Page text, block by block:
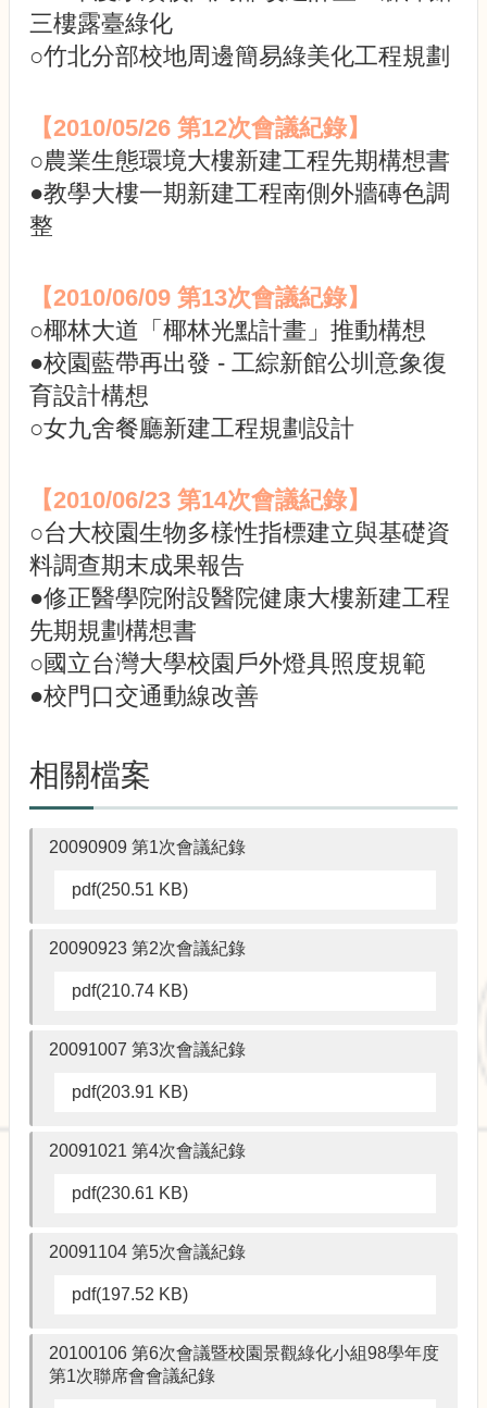
三樓露臺綠化
○竹北分部校地周邊簡易綠美化工程規劃
【2010/05/26 第12次會議紀錄】
○農業生態環境大樓新建工程先期構想書
●教學大樓一期新建工程南側外牆磚色調
整
【2010/06/09 第13次會議紀錄】
○椰林大道「椰林光點計畫」推動構想
●校園藍帶再出發 - 工綜新館公圳意象復
育設計構想
○女九舍餐廳新建工程規劃設計
【2010/06/23 第14次會議紀錄】
○台大校園生物多樣性指標建立與基礎資
料調查期末成果報告
●修正醫學院附設醫院健康大樓新建工程
先期規劃構想書
○國立台灣大學校園戶外燈具照度規範
●校門口交通動線改善
相關檔案
20090909 第1次會議紀錄
pdf(250.51 KB)
20090923 第2次會議紀錄
pdf(210.74 KB)
20091007 第3次會議紀錄
pdf(203.91 KB)
20091021 第4次會議紀錄
pdf(230.61 KB)
20091104 第5次會議紀錄
pdf(197.52 KB)
20100106 第6次會議暨校園景觀綠化小組98學年度
第1次聯席會會議紀錄